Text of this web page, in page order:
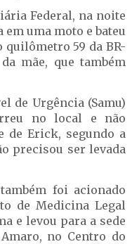
Federal, na noite
em uma moto e bateu
59 da BR-
mãe, que também
de Urgência (Samu)
no local e não
de Erick, segundo a
precisou ser levada
foi acionado
de Medicina Legal
e levou para a sede
no Centro do